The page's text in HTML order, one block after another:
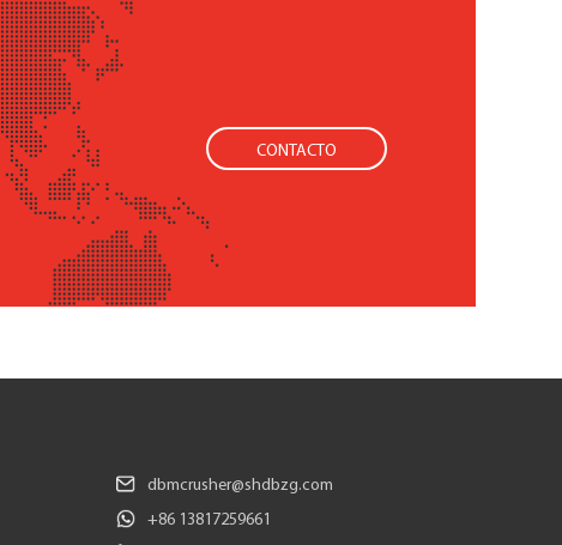
CONTACTO
dbmcrusher@shdbzg.com
+86 13817259661